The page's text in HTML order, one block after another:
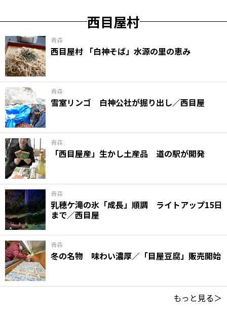
西目屋村
青森
西目屋村 「白神そば」水源の里の恵み
青森
雪室リンゴ 白神公社が掘り出し／西目屋
青森
「西目屋産」生かし土産品 道の駅が開発
青森
乳穂ケ滝の氷「成長」順調 ライトアップ15日
まで／西目屋
青森
冬の名物 味わい濃厚／「目屋豆腐」販売開始
もっと見る＞